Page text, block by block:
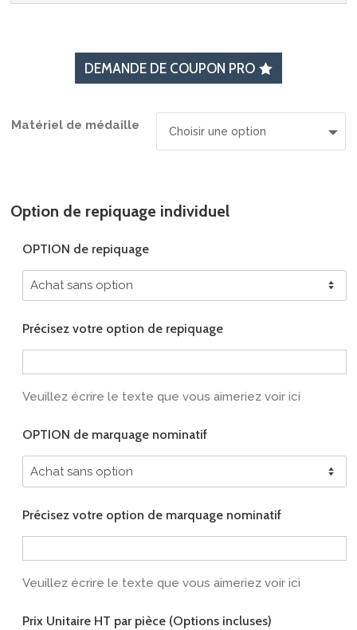
DEMANDE DE COUPON PRO
Matériel de médaille
Option de repiquage individuel
OPTION de repiquage
Précisez votre option de repiquage
Veuillez écrire le texte que vous aimeriez voir ici
OPTION de marquage nominatif
Précisez votre option de marquage nominatif
Veuillez écrire le texte que vous aimeriez voir ici
Prix Unitaire HT par pièce (Options incluses)